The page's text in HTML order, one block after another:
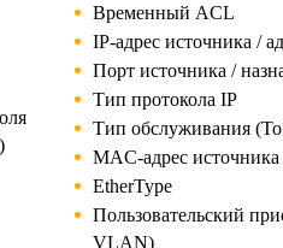
Временный ACL
IP-адрес источника /
Порт источника /
Тип протокола IP
Тип обслуживания
MAC-адрес источника
EtherType
Пользовательский
VLAN)